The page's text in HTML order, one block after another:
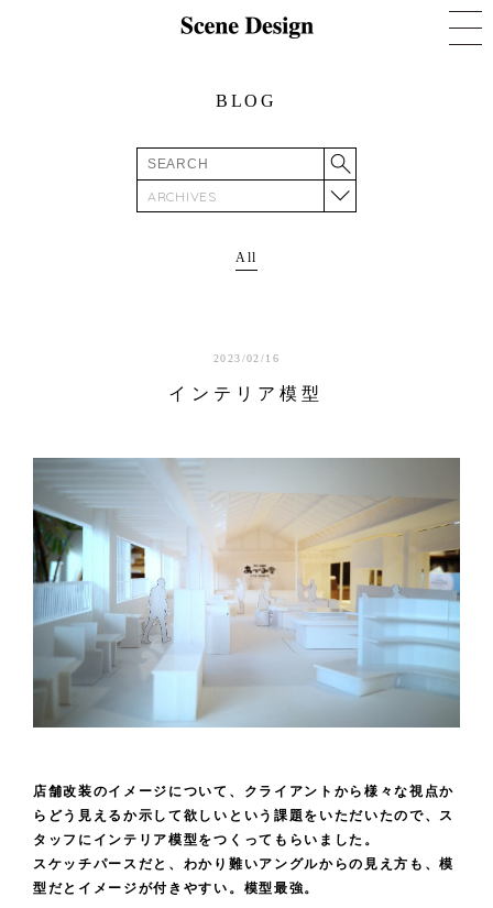
BLOG
ARCHIVES
All
2023/02/16
インテリア模型
店舗改装のイメージについて、クライアントから様々な視点か
らどう見えるか示して欲しいという課題をいただいたので、ス
タッフにインテリア模型をつくってもらいました。
スケッチパースだと、わかり難いアングルからの見え方も、模
型だとイメージが付きやすい。模型最強。